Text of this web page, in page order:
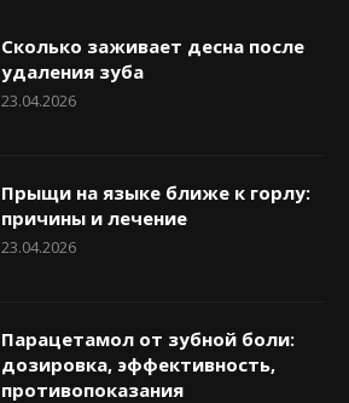
Сколько заживает десна после
удаления зуба
23.04.2026
Прыщи на языке ближе к горлу:
причины и лечение
23.04.2026
Парацетамол от зубной боли:
дозировка, эффективность,
противопоказания